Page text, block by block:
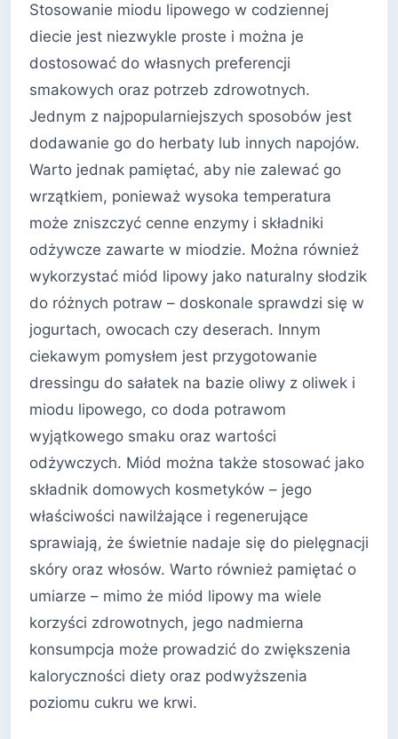
Stosowanie miodu lipowego w codziennej
diecie jest niezwykle proste i można je
dostosować do własnych preferencji
smakowych oraz potrzeb zdrowotnych.
Jednym z najpopularniejszych sposobów jest
dodawanie go do herbaty lub innych napojów.
Warto jednak pamiętać, aby nie zalewać go
wrzątkiem, ponieważ wysoka temperatura
może zniszczyć cenne enzymy i składniki
odżywcze zawarte w miodzie. Można również
wykorzystać miód lipowy jako naturalny słodzik
do różnych potraw – doskonale sprawdzi się w
jogurtach, owocach czy deserach. Innym
ciekawym pomysłem jest przygotowanie
dressingu do sałatek na bazie oliwy z oliwek i
miodu lipowego, co doda potrawom
wyjątkowego smaku oraz wartości
odżywczych. Miód można także stosować jako
składnik domowych kosmetyków – jego
właściwości nawilżające i regenerujące
sprawiają, że świetnie nadaje się do pielęgnacji
skóry oraz włosów. Warto również pamiętać o
umiarze – mimo że miód lipowy ma wiele
korzyści zdrowotnych, jego nadmierna
konsumpcja może prowadzić do zwiększenia
kaloryczności diety oraz podwyższenia
poziomu cukru we krwi.